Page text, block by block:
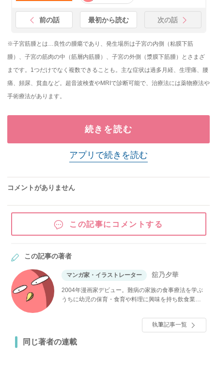
前の話 最初から読む 次の話
※子宮筋腫とは…良性の腫瘍であり、発生場所は子宮の内側（粘膜下筋
腫）、子宮の筋肉の中（筋層内筋腫）、子宮の外側（漿膜下筋腫）とさまざ
まです。1つだけでなく複数できることも。主な症状は過多月経、生理痛、腰
痛、頻尿、貧血など。超音波検査やMRIで診断可能で、治療法には薬物療法や
手術療法があります。
続きを読む
アプリで続きを読む
コメントがありません
この記事にコメントする
この記事の著者
マンガ家・イラストレーター 舘乃夕華
2004年漫画家デビュー。難病の家族の食事療法を学ぶ
うちに幼児の保育・食育や料理に興味を持ち飲食業界
で調理師として働きながら漫画・POPなどを続けてい
執筆記事一覧
同じ著者の連載